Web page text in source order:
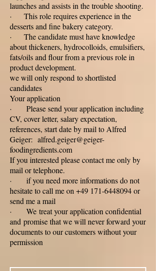
launches and assists in the trouble shooting.
· This role requires experience in the
desserts and fine bakery category.
· The candidate must have knowledge
about thickeners, hydrocolloids, emulsifiers,
fats/oils and flour from a previous role in
product development.
we will only respond to shortlisted
candidates
Your application
· ‪Please send your application including
CV, cover letter, salary expectation,
references, start date by mail to Alfred
Geiger: alfred.geiger@geiger-
foodingredients.com
If you interested please contact me only by
mail or telephone.
· if you need more informations do not
hesitate to call me on +49 171-6448094 or
send me a mail
· We treat your application confidential
and promise that we will never forward your
documents to our customers without your
permission